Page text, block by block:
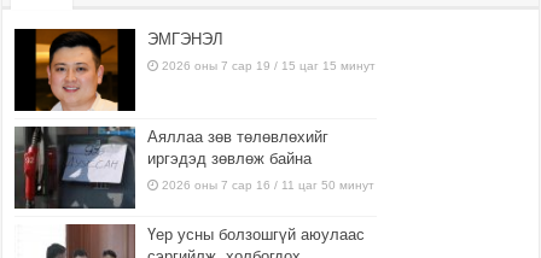
ЭМГЭНЭЛ
2026 оны 7 сар 19 / 15 цаг 15 минут
Аяллаа зөв төлөвлөхийг
иргэдэд зөвлөж байна
2026 оны 7 сар 16 / 11 цаг 50 минут
Үер усны болзошгүй аюулаас